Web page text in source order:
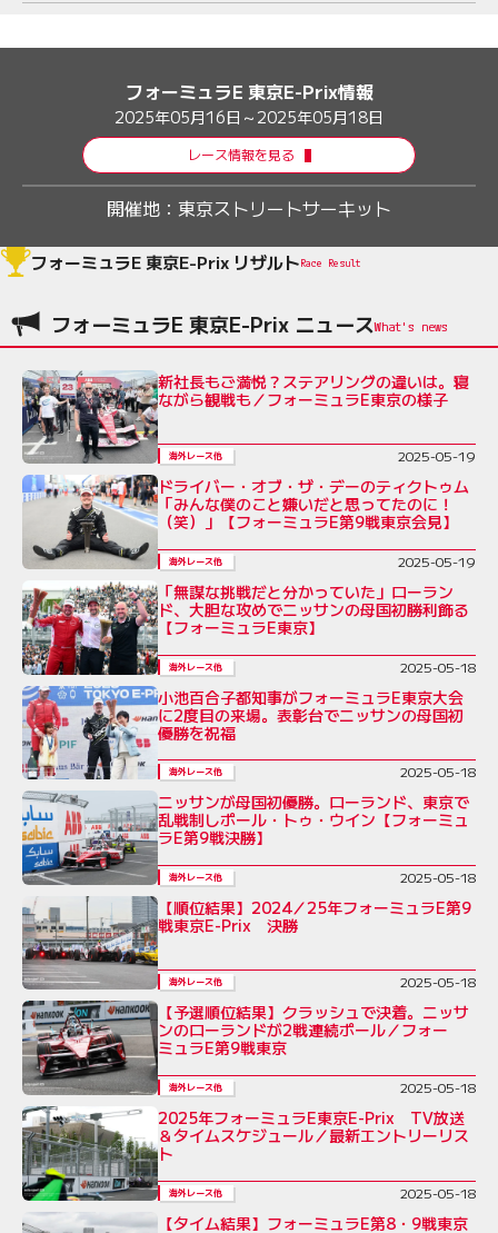
フォーミュラE 東京E-Prix情報
2025年05月16日～2025年05月18日
レース情報を見る
開催地： 東京ストリートサーキット
フォーミュラE 東京E-Prix リザルトRace Result
フォーミュラE 東京E-Prix ニュース
新社長もご満悦？ステアリングの違いは。寝
ながら観戦も／フォーミュラE東京の様子
海外レース他 2025-05-19
ドライバー・オブ・ザ・デーのティクトゥム
「みんな僕のこと嫌いだと思ってたのに！
（笑）」【フォーミュラE第9戦東京会見】
海外レース他 2025-05-19
「無謀な挑戦だと分かっていた」ローラン
ド、大胆な攻めでニッサンの母国初勝利飾る
【フォーミュラE東京】
海外レース他 2025-05-18
小池百合子都知事がフォーミュラE東京大会
に2度目の来場。表彰台でニッサンの母国初
優勝を祝福
海外レース他 2025-05-18
ニッサンが母国初優勝。ローランド、東京で
乱戦制しポール・トゥ・ウイン【フォーミュ
ラE第9戦決勝】
海外レース他 2025-05-18
【順位結果】2024／25年フォーミュラE第9
戦東京E-Prix 決勝
海外レース他 2025-05-18
【予選順位結果】クラッシュで決着。ニッサ
ンのローランドが2戦連続ポール／フォー
ミュラE第9戦東京
海外レース他 2025-05-18
2025年フォーミュラE東京E-Prix TV放送
＆タイムスケジュール／最新エントリーリス
ト
海外レース他 2025-05-18
【タイム結果】フォーミュラE第8・9戦東京